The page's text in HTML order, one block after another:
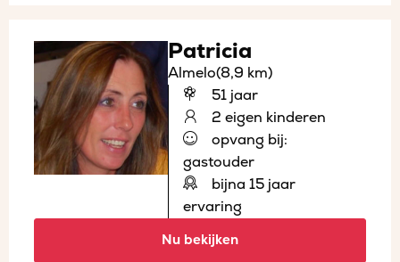
Patricia
Almelo(8,9 km)
51 jaar
2 eigen kinderen
opvang bij:
gastouder
bijna 15 jaar
ervaring
Nu bekijken